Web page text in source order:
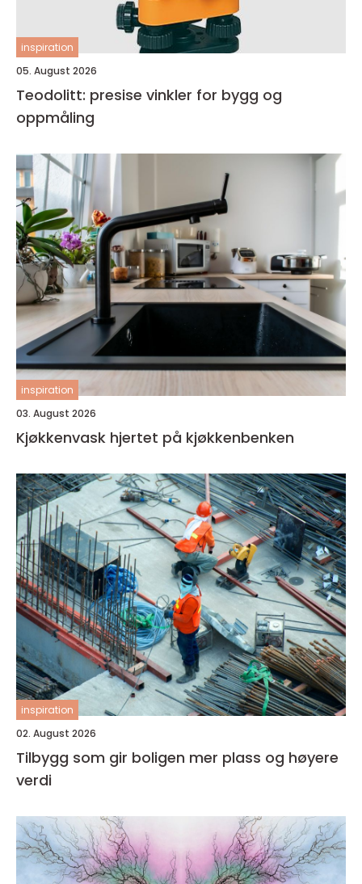
inspiration
05. August 2026
Teodolitt: presise vinkler for bygg og
oppmåling
inspiration
03. August 2026
Kjøkkenvask hjertet på kjøkkenbenken
inspiration
02. August 2026
Tilbygg som gir boligen mer plass og høyere
verdi